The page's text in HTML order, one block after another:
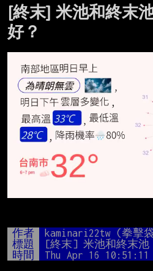
[終末] 米池和終末
好？
作者 kaminari22tw (拳擊
標題
[終末] 米池和終末池
時間
Thu Apr 16 10:51:11